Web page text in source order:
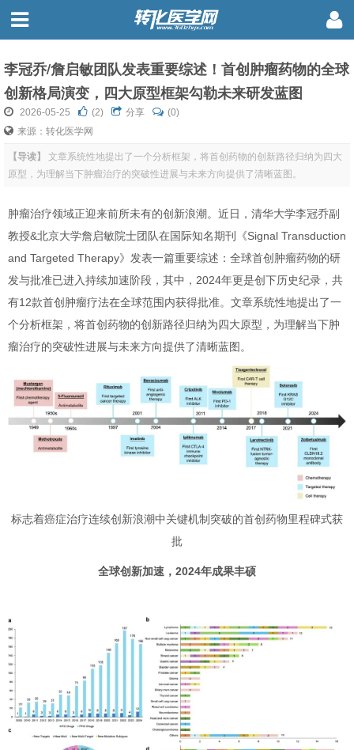
李冠乔/詹启敏团队发表重要综述！首创肿瘤药物的全球
创新格局演变，四大原型框架勾勒未来研发蓝图
2026-05-25 (2) 分享
(0)
来源：转化医学网
【导读】
文章系统性地提出了一个分析框架，将首创药物的创新路径归纳为四大
原型，为理解当下肿瘤治疗的突破性进展与未来方向提供了清晰蓝图。
肿瘤治疗领域正迎来前所未有的创新浪潮。近日，清华大学李冠乔副
教授&北京大学詹启敏院士团队在国际知名期刊《Signal Transduction
and Targeted Therapy》发表一篇重要综述：全球首创肿瘤药物的研
发与批准已进入持续加速阶段，其中，2024年更是创下历史纪录，共
有12款首创肿瘤疗法在全球范围内获得批准。文章系统性地提出了一
个分析框架，将首创药物的创新路径归纳为四大原型，为理解当下肿
瘤治疗的突破性进展与未来方向提供了清晰蓝图。
标志着癌症治疗连续创新浪潮中关键机制突破的首创药物里程碑式获
批
全球创新加速，2024年成果丰硕